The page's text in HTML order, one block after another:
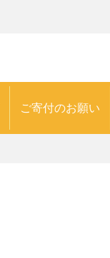
ご寄付のお願い